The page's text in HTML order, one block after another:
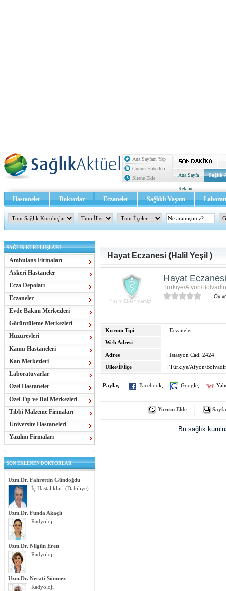
Ana Sayfam Yap
Günün Haberleri
Sitene Ekle
Ana Sayfa Sağlık
Reklam
Hastaneler Doktorlar Eczaneler Sağlıklı Yaşam
Sağlık TV - Video İletişim
SAĞLIK KURULUŞLARI
Ambulans Firmaları
Askeri Hastaneler
Ecza Depoları
Eczaneler
Evde Bakım Merkezleri
Görüntüleme Merkezleri
Huzurevleri
Kamu Hastaneleri
Kan Merkezleri
Laboratuvarlar
Özel Hastaneler
Özel Tıp ve Dal Merkezleri
Tıbbi Malzeme Firmaları
Üniversite Hastaneleri
Yazılım Firmaları
SON EKLENEN DOKTORLAR
Uzm.Dr. Fahrettin Gündoğdu
İç Hastalıkları (Dahiliye)
Uzm.Dr. Funda Akaçlı
Radyoloji
Uzm.Dr. Nilgün Eren
Radyoloji
Uzm.Dr. Necati Sönmez
Radyoloji
Hayat Eczanesi (Halil Yeşil )
Hayat
Türkiye/Afyon/Bolvadin
Oy
Kurum Tipi
: Eczaneler
Web Adresi
:
Adres
: İstasyon Cad. 2424
Ülke/İl/İlçe
: Türkiye/Afyon/
Paylaş : Facebook Google
Yorum Ekle
Bu sağlık